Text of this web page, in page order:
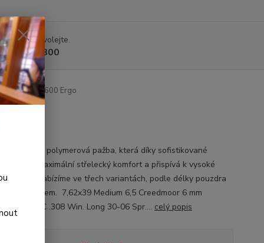
rady? Zavolejte.
375 800
pro CZ 600 Ergo
vyvinutá polymerová pažba, která díky sofistikované
nabízí maximální střelecký komfort a přispívá k vysoké
Pažbu nabízíme ve třech variantách, podle délky pouzdra
Mini .223 Rem. 7,62x39 Medium 6,5 Creedmoor 6 mm
6,5 PRC .308 Win. Long 30-06 Spr.... celý popis